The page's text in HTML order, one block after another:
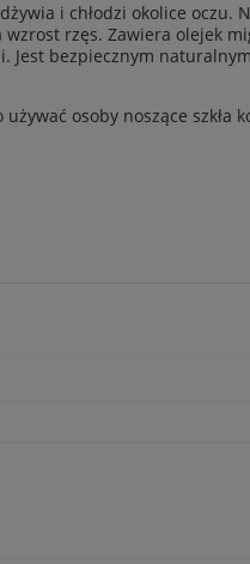
i chłodzi okolice oczu.
rzęs. Zawiera olejek
Jest bezpiecznym
osoby noszące szkła